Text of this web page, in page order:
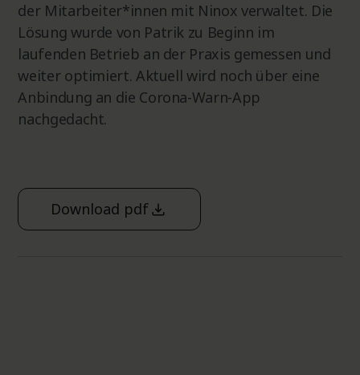
der Mitarbeiter*innen mit Ninox verwaltet. Die
Lösung wurde von Patrik zu Beginn im
laufenden Betrieb an der Praxis gemessen und
weiter optimiert. Aktuell wird noch über eine
Anbindung an die Corona-Warn-App
nachgedacht.
Download pdf